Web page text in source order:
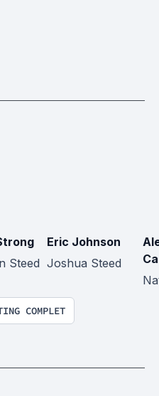
Steed
Eric Johnson
Joshua Steed
COMPLET